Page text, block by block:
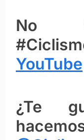
No
YouTube
¿Te